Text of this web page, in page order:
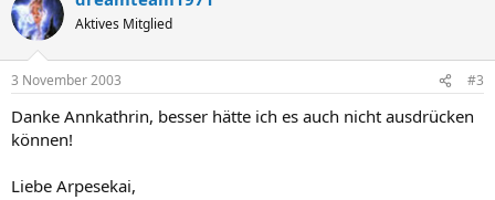
Aktives Mitglied
3 November 2003 #3
Danke Annkathrin, besser hätte ich es auch nicht ausdrücken
können!
Liebe Arpesekai,